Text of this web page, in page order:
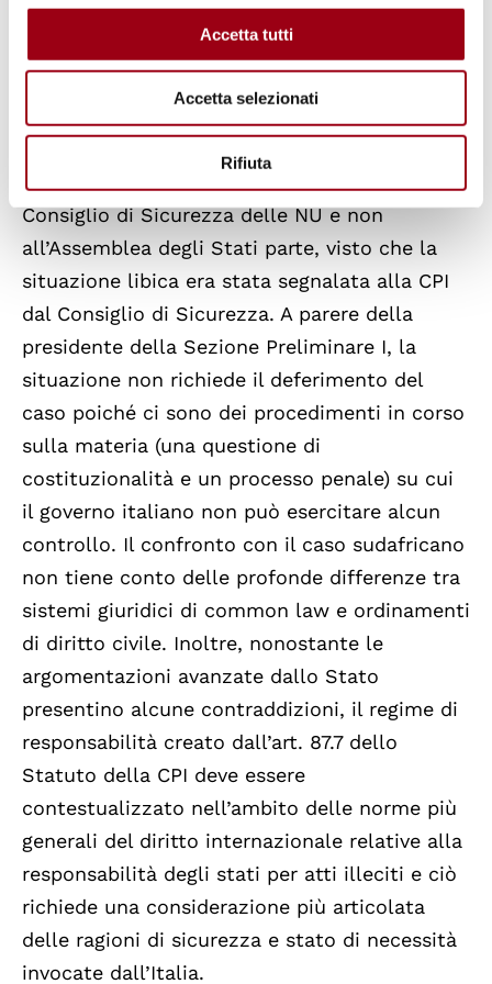
Accetta tutti
Accetta selezionati
Rifiuta
l’Assemblea degli Stati Parti a una prossima
deferimento sarebbe dovuto essere davanti al
Consiglio di Sicurezza delle NU e non
all’Assemblea degli Stati parte, visto che la
situazione libica era stata segnalata alla CPI
dal Consiglio di Sicurezza. A parere della
presidente della Sezione Preliminare I, la
situazione non richiede il deferimento del
caso poiché ci sono dei procedimenti in corso
sulla materia (una questione di
costituzionalità e un processo penale) su cui
il governo italiano non può esercitare alcun
controllo. Il confronto con il caso sudafricano
non tiene conto delle profonde differenze tra
sistemi giuridici di common law e ordinamenti
di diritto civile. Inoltre, nonostante le
argomentazioni avanzate dallo Stato
presentino alcune contraddizioni, il regime di
responsabilità creato dall’art. 87.7 dello
Statuto della CPI deve essere
contestualizzato nell’ambito delle norme più
generali del diritto internazionale relative alla
responsabilità degli stati per atti illeciti e ciò
richiede una considerazione più articolata
delle ragioni di sicurezza e stato di necessità
invocate dall’Italia.